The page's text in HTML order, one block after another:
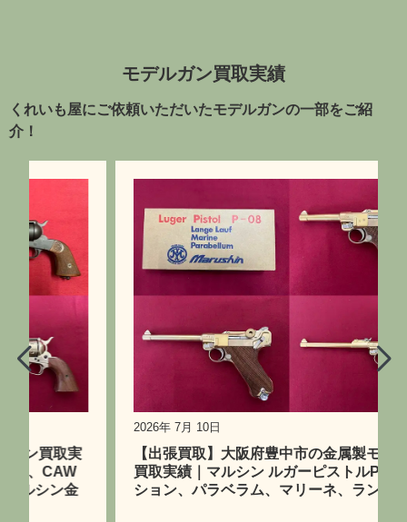
モデルガン買取実績
くれいも屋にご依頼いただいたモデルガンの一部をご紹
介！
2026年 7月 10日
【出張買取】大阪府豊中市の金属製モデルガン
買取実績｜マルシン ルガーピストルP08コレク
ション、パラベラム、マリーネ、ランゲラウフ